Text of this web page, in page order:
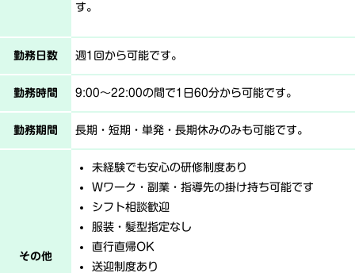
す。
勤務日数 週1回から可能です。
勤務時間 9:00～22:00の間で1日60分から可能です。
勤務期間 長期・短期・単発・長期休みのみも可能です。
その他
未経験でも安心の研修制度あり
Wワーク・副業・指導先の掛け持ち可能です
シフト相談歓迎
服装・髪型指定なし
直行直帰OK
送迎制度あり